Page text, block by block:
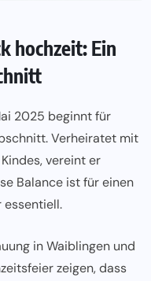
hochzeit: Ein
2025 beginnt für
Verheiratet mit
vereint er
Balance ist für einen
essentiell.
in Waiblingen und
zeigen, dass